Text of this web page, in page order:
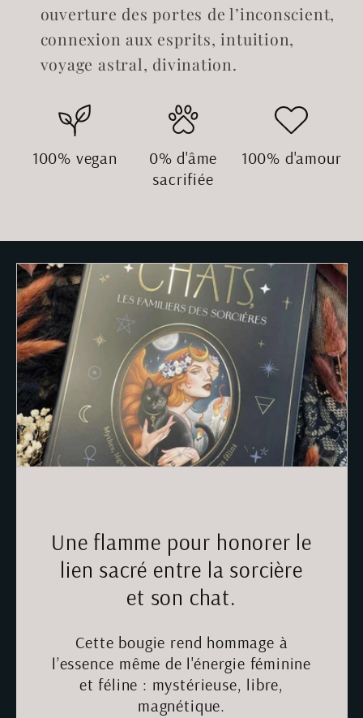
ouverture des portes de l’inconscient,
connexion aux esprits, intuition,
voyage astral, divination.
100% vegan
0% d'âme
sacrifiée
100% d'amour
Une flamme pour honorer le
lien sacré entre la sorcière
et son chat.
Cette bougie rend hommage à
l’essence même de l'énergie féminine
et féline : mystérieuse, libre,
magnétique.